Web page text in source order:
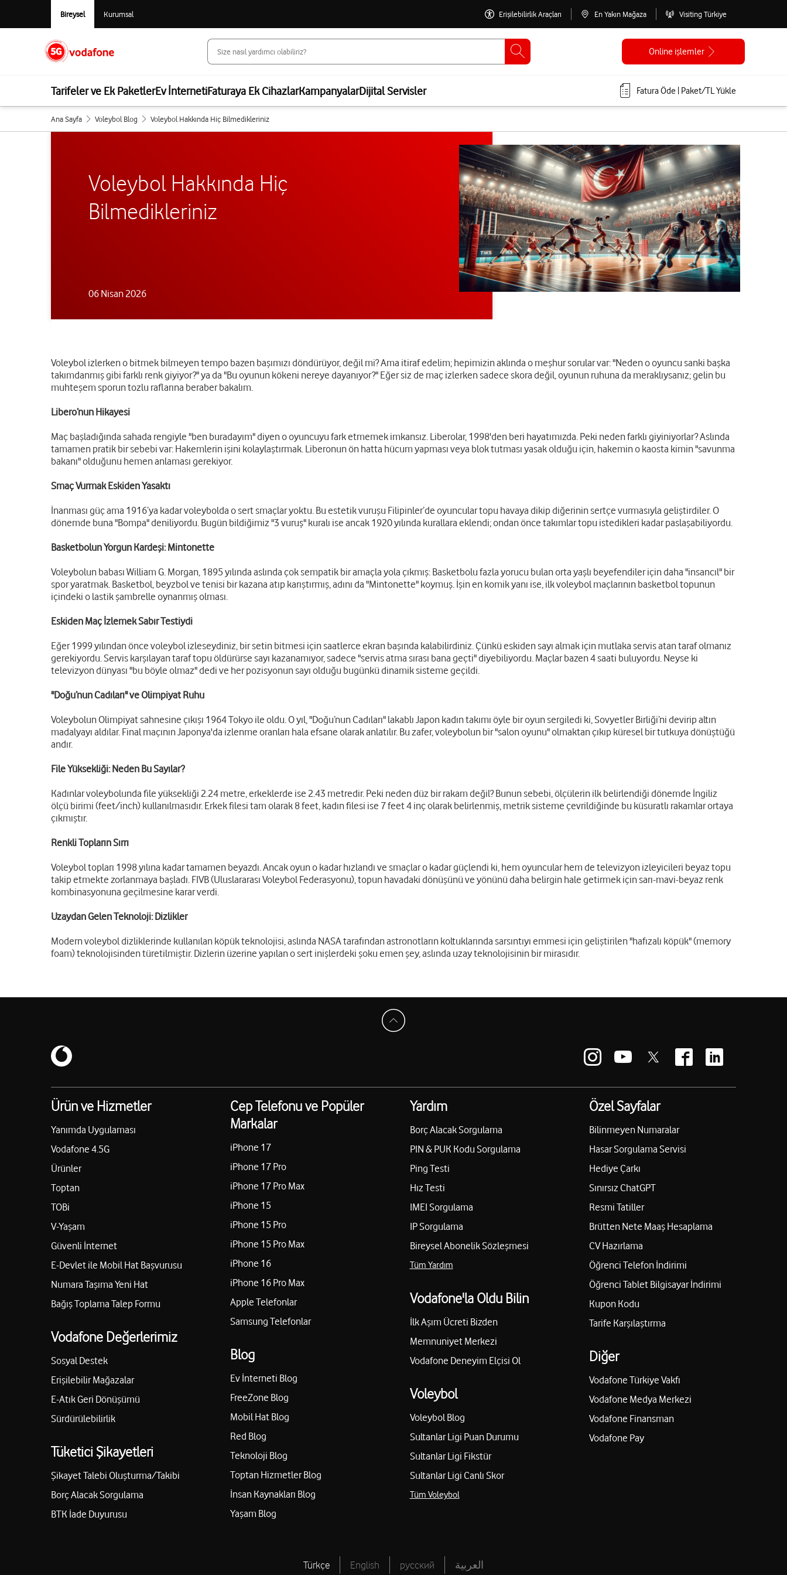
Bireysel Kurumsal Erişilebilirlik Araçları En Yakın Mağaza Visiting Türkiye
Online işlemler
Tarifeler ve Ek PaketlerEv İnternetiFaturaya Ek CihazlarKampanyalarDijital Servisler Fatura Öde | Paket/TL Yükle
Ana Sayfa Voleybol Blog Voleybol Hakkında Hiç Bilmedikleriniz
Voleybol Hakkında Hiç
Bilmedikleriniz
06 Nisan 2026
Voleybol izlerken o bitmek bilmeyen tempo bazen başımızı döndürüyor, değil mi? Ama itiraf edelim; hepimizin aklında o meşhur sorular var: "Neden o oyuncu sanki başka
takımdanmış gibi farklı renk giyiyor?" ya da "Bu oyunun kökeni nereye dayanıyor?" Eğer siz de maç izlerken sadece skora değil, oyunun ruhuna da meraklıysanız; gelin bu
muhteşem sporun tozlu raflarına beraber bakalım.
Libero’nun Hikayesi
Maç başladığında sahada rengiyle "ben buradayım" diyen o oyuncuyu fark etmemek imkansız. Liberolar, 1998'den beri hayatımızda. Peki neden farklı giyiniyorlar? Aslında
tamamen pratik bir sebebi var: Hakemlerin işini kolaylaştırmak. Liberonun ön hatta hücum yapması veya blok tutması yasak olduğu için, hakemin o kaosta kimin "savunma
bakanı" olduğunu hemen anlaması gerekiyor.
Smaç Vurmak Eskiden Yasaktı
İnanması güç ama 1916’ya kadar voleybolda o sert smaçlar yoktu. Bu estetik vuruşu Filipinler’de oyuncular topu havaya dikip diğerinin sertçe vurmasıyla geliştirdiler. O
dönemde buna "Bompa" deniliyordu. Bugün bildiğimiz "3 vuruş" kuralı ise ancak 1920 yılında kurallara eklendi; ondan önce takımlar topu istedikleri kadar paslaşabiliyordu.
Basketbolun Yorgun Kardeşi: Mintonette
Voleybolun babası William G. Morgan, 1895 yılında aslında çok sempatik bir amaçla yola çıkmış: Basketbolu fazla yorucu bulan orta yaşlı beyefendiler için daha "insancıl" bir
spor yaratmak. Basketbol, beyzbol ve tenisi bir kazana atıp karıştırmış, adını da "Mintonette" koymuş. İşin en komik yanı ise, ilk voleybol maçlarının basketbol topunun
içindeki o lastik şambrelle oynanmış olması.
Eskiden Maç İzlemek Sabır Testiydi
Eğer 1999 yılından önce voleybol izleseydiniz, bir setin bitmesi için saatlerce ekran başında kalabilirdiniz. Çünkü eskiden sayı almak için mutlaka servis atan taraf olmanız
gerekiyordu. Servis karşılayan taraf topu öldürürse sayı kazanamıyor, sadece "servis atma sırası bana geçti" diyebiliyordu. Maçlar bazen 4 saati buluyordu. Neyse ki
televizyon dünyası "bu böyle olmaz" dedi ve her pozisyonun sayı olduğu bugünkü dinamik sisteme geçildi.
"Doğu’nun Cadıları" ve Olimpiyat Ruhu
Voleybolun Olimpiyat sahnesine çıkışı 1964 Tokyo ile oldu. O yıl, "Doğu’nun Cadıları" lakablı Japon kadın takımı öyle bir oyun sergiledi ki, Sovyetler Birliği’ni devirip altın
madalyayı aldılar. Final maçının Japonya'da izlenme oranları hala efsane olarak anlatılır. Bu zafer, voleybolun bir "salon oyunu" olmaktan çıkıp küresel bir tutkuya dönüştüğü
andır.
File Yüksekliği: Neden Bu Sayılar?
Kadınlar voleybolunda file yüksekliği 2.24 metre, erkeklerde ise 2.43 metredir. Peki neden düz bir rakam değil? Bunun sebebi, ölçülerin ilk belirlendiği dönemde İngiliz
ölçü birimi (feet/inch) kullanılmasıdır. Erkek filesi tam olarak 8 feet, kadın filesi ise 7 feet 4 inç olarak belirlenmiş, metrik sisteme çevrildiğinde bu küsuratlı rakamlar ortaya
çıkmıştır.
Renkli Topların Sırrı
Voleybol topları 1998 yılına kadar tamamen beyazdı. Ancak oyun o kadar hızlandı ve smaçlar o kadar güçlendi ki, hem oyuncular hem de televizyon izleyicileri beyaz topu
takip etmekte zorlanmaya başladı. FIVB (Uluslararası Voleybol Federasyonu), topun havadaki dönüşünü ve yönünü daha belirgin hale getirmek için sarı-mavi-beyaz renk
kombinasyonuna geçilmesine karar verdi.
Uzaydan Gelen Teknoloji: Dizlikler
Modern voleybol dizliklerinde kullanılan köpük teknolojisi, aslında NASA tarafından astronotların koltuklarında sarsıntıyı emmesi için geliştirilen "hafızalı köpük" (memory
foam) teknolojisinden türetilmiştir. Dizlerin üzerine yapılan o sert inişlerdeki şoku emen şey, aslında uzay teknolojisinin bir mirasıdır.
Ürün ve Hizmetler
Yanımda Uygulaması
Vodafone 4.5G
Ürünler
Toptan
TOBi
V-Yaşam
Güvenli İnternet
E-Devlet ile Mobil Hat Başvurusu
Numara Taşıma Yeni Hat
Bağış Toplama Talep Formu
Vodafone Değerlerimiz
Sosyal Destek
Erişilebilir Mağazalar
E-Atık Geri Dönüşümü
Sürdürülebilirlik
Tüketici Şikayetleri
Şikayet Talebi Oluşturma/Takibi
Borç Alacak Sorgulama
BTK İade Duyurusu
Cep Telefonu ve Popüler
Markalar
iPhone 17
iPhone 17 Pro
iPhone 17 Pro Max
iPhone 15
iPhone 15 Pro
iPhone 15 Pro Max
iPhone 16
iPhone 16 Pro Max
Apple Telefonlar
Samsung Telefonlar
Blog
Ev İnterneti Blog
FreeZone Blog
Mobil Hat Blog
Red Blog
Teknoloji Blog
Toptan Hizmetler Blog
İnsan Kaynakları Blog
Yaşam Blog
Yardım
Borç Alacak Sorgulama
PIN & PUK Kodu Sorgulama
Ping Testi
Hız Testi
IMEI Sorgulama
IP Sorgulama
Bireysel Abonelik Sözleşmesi
Tüm Yardım
Vodafone'la Oldu Bilin
İlk Aşım Ücreti Bizden
Memnuniyet Merkezi
Vodafone Deneyim Elçisi Ol
Voleybol
Voleybol Blog
Sultanlar Ligi Puan Durumu
Sultanlar Ligi Fikstür
Sultanlar Ligi Canlı Skor
Tüm Voleybol
Özel Sayfalar
Bilinmeyen Numaralar
Hasar Sorgulama Servisi
Hediye Çarkı
Sınırsız ChatGPT
Resmi Tatiller
Brütten Nete Maaş Hesaplama
CV Hazırlama
Öğrenci Telefon İndirimi
Öğrenci Tablet Bilgisayar İndirimi
Kupon Kodu
Tarife Karşılaştırma
Diğer
Vodafone Türkiye Vakfı
Vodafone Medya Merkezi
Vodafone Finansman
Vodafone Pay
Türkçe English русский العربية